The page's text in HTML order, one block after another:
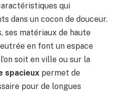
qui
dans un cocon de douceur.
ses matériaux de haute
en font un espace
soit en ville ou sur la
spacieux permet de
pour de longues